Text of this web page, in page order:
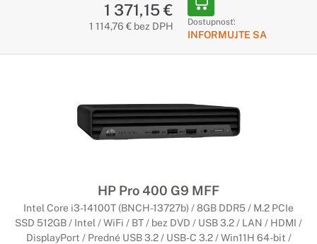
1 371,15 €
1 114,76 € bez DPH Dostupnosť:
INFORMUJTE SA
HP Pro 400 G9 MFF
Intel Core i3-14100T (BNCH-13727b) / 8GB DDR5 / M.2 PCIe
SSD 512GB / Intel / WiFi / BT / bez DVD / USB 3.2 / LAN / HDMI /
DisplayPort / Predné USB 3.2 / USB-C 3.2 / Win11H 64-bit /